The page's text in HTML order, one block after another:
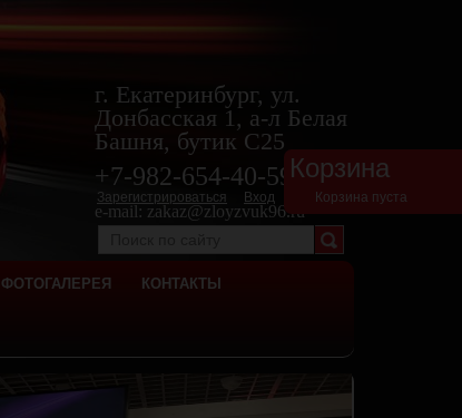
Зарегистрироваться Вход
г. Екатеринбург, ул.
Донбасская 1, а-л Белая
Башня, бутик С25
+7-982-654-40-59
e-mail: zakaz@zloyzvuk96.ru
ФОТОГАЛЕРЕЯ КОНТАКТЫ
Корзина
Корзина пуста